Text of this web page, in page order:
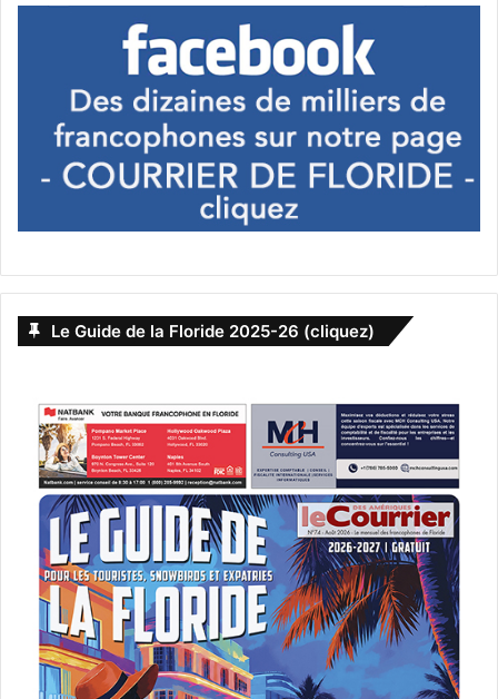
sondages
Le 21 septembre, le journaliste (de droite) Eric Zemmour
n’était toujours pas candidat à l’élection présidentielle
(avril 2022), mais il était déjà dans les sondages à 11%. S’il
continue d’augmenter, il pourrait (par effet balancier)
ramener le ticket du second tour à moins de 20% pour
celui qui ira affronter le président sortant, Emmanuel
Eric Zemmour, aussi bien Xavier Bertrand que Valérie
Pécresse peuvent pour le moment prétendre à passer
cette barre (pour la droite) et Jean-Luc Mélenchon (pour la
Voir notre analyse complète ici :
Le Guide de la Floride 2025-26 (cliquez)